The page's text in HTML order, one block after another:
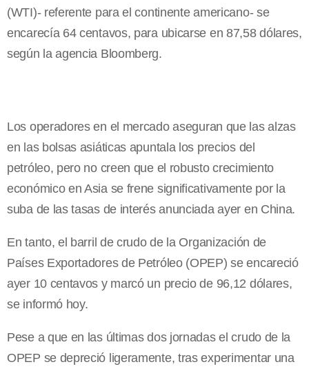
(WTI)- referente para el continente americano- se
encarecía 64 centavos, para ubicarse en 87,58 dólares,
según la agencia Bloomberg.
Los operadores en el mercado aseguran que las alzas
en las bolsas asiáticas apuntala los precios del
petróleo, pero no creen que el robusto crecimiento
económico en Asia se frene significativamente por la
suba de las tasas de interés anunciada ayer en China.
En tanto, el barril de crudo de la Organización de
Países Exportadores de Petróleo (OPEP) se encareció
ayer 10 centavos y marcó un precio de 96,12 dólares,
se informó hoy.
Pese a que en las últimas dos jornadas el crudo de la
OPEP se depreció ligeramente, tras experimentar una